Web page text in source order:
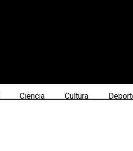
Ciencia Cultura